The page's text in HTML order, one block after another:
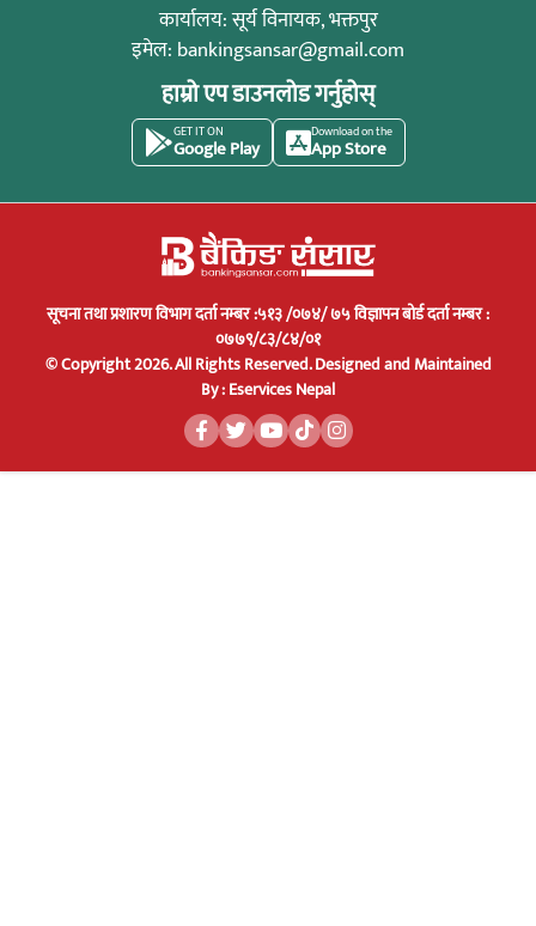
कार्यालय: सूर्य विनायक, भक्तपुर
इमेल: bankingsansar@gmail.com
हाम्रो एप डाउनलोड गर्नुहोस्
GET IT ON
Google Play
Download on the
App Store
सूचना तथा प्रशारण विभाग दर्ता नम्बर :५१३ /०७४/ ७५ विज्ञापन बोर्ड दर्ता नम्बर :
०७७९/८३/८४/०१
© Copyright 2026. All Rights Reserved.Designed and Maintained
By :Eservices Nepal